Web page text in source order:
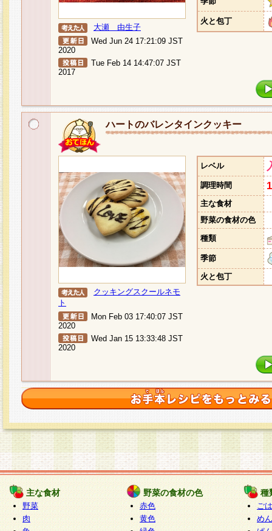
大瀬 由生子
Wed Jun 24 17:21:09 JST
2020
Tue Feb 14 14:47:07 JST
2017
火と包丁
ハートのバレンタインクッキー
クッキングスクールネモ
ト
Mon Feb 03 17:40:07 JST
2020
Wed Jan 15 13:33:48 JST
2020
レベル
調理時間
主な食材
野菜の食材の色
種類
季節
火と包丁
主な食材
野菜
肉
野菜の食材の色
赤色
黄色
種
ご
めん